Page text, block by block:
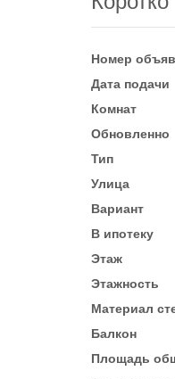
Номер
Дата подачи
Комнат
Обновленно
Тип
Улица
Вариант
В ипотеку
Этаж
Этажность
Материал
Балкон
Площадь